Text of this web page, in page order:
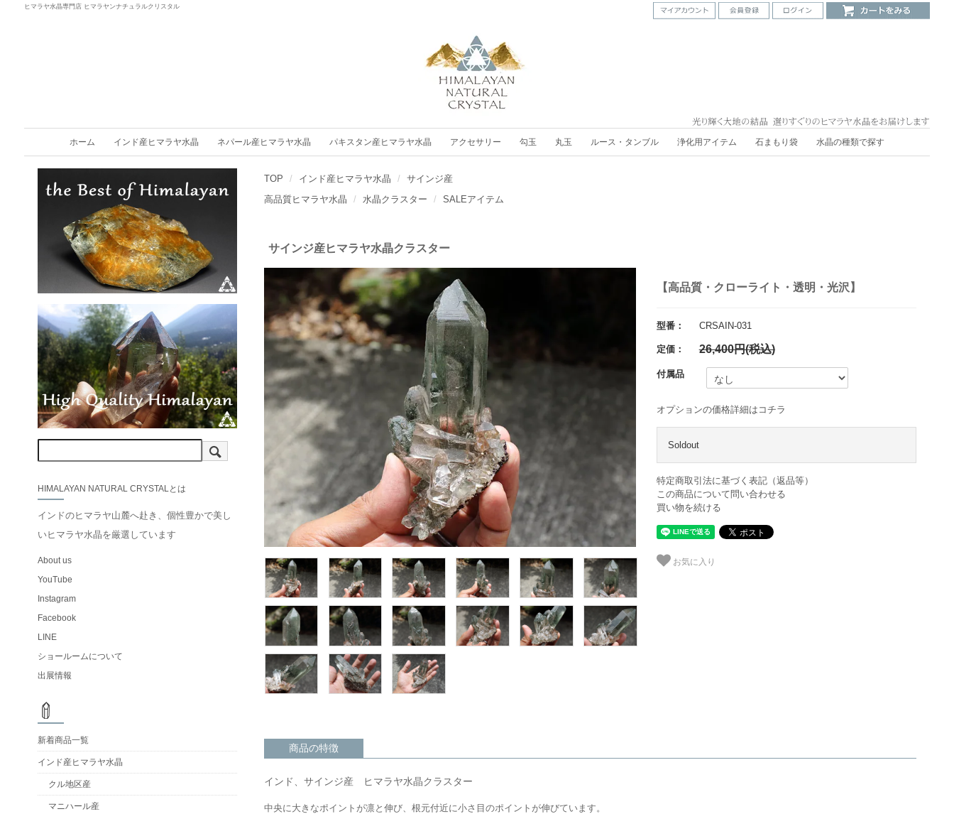
ヒマラヤ水晶専門店 ヒマラヤンナチュラルクリスタル
ホーム インド産ヒマラヤ水晶 ネパール産ヒマラヤ水晶 パキスタン産ヒマラヤ水晶 アクセサリー 勾玉 丸玉 ルース・タンブル 浄化用アイテム 石まもり袋 水晶の種類で探す
TOP インド産ヒマラヤ水晶
サインジ産
高品質ヒマラヤ水晶
水晶クラスター SALEアイテム
サインジ産ヒマラヤ水晶クラスター
【高品質・クローライト・透明・光沢】
型番： CRSAIN-031
定価： 26,400円(税込)
付属品
オプションの価格詳細はコチラ
Soldout
特定商取引法に基づく表記（返品等）
この商品について問い合わせる
買い物を続ける
お気に入り
商品の特徴
インド、サインジ産 ヒマラヤ水晶クラスター
中央に大きなポイントが凛と伸び、根元付近に小さ目のポイントが伸びています。
HIMALAYAN NATURAL CRYSTALとは
インドのヒマラヤ山麓へ赴き、個性豊かで美し
いヒマラヤ水晶を厳選しています
About us
YouTube
Instagram
Facebook
LINE
ショールームについて
出展情報
新着商品一覧
インド産ヒマラヤ水晶
クル地区産
マニハール産